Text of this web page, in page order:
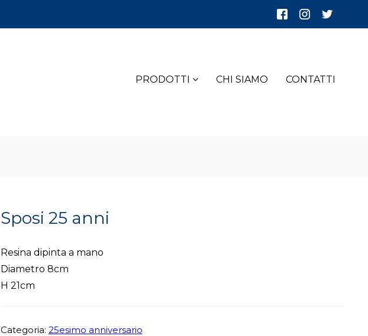
PRODOTTI CHI SIAMO CONTATTI
Sposi 25 anni
Resina dipinta a mano
Diametro 8cm
H 21cm
Categoria: 25esimo anniversario